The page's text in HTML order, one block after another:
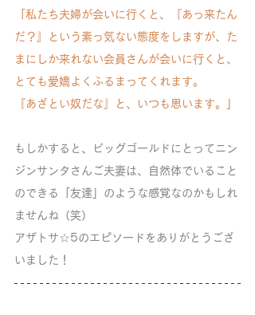
「私たち夫婦が会いに行くと、『あっ来たん
だ？』という素っ気ない態度をしますが、た
まにしか来れない会員さんが会いに行くと、
とても愛嬌よくふるまってくれます。
『あざとい奴だな』と、いつも思います。」
もしかすると、ビッグゴールドにとってニン
ジンサンタさんご夫妻は、自然体でいること
のできる「友達」のような感覚なのかもしれ
ませんね（笑）
アザトサ☆5のエピソードをありがとうござ
いました！